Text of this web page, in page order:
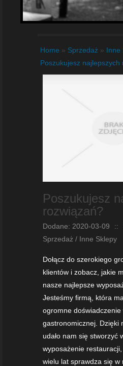
Home » Sprzedaż » Inne
Poszukujesz najlepszych
Poszukujesz
rozwiązań?
Dodane: 2020-03-09 ::
Sprzedaż / Inne Sklepy
Dołącz do szerokiego
klientów i zobacz, jakie
nasze najlepsze
Jesteśmy firmą, która
ogromne doświadczenie
gastronomicznej. Dzięki
udało nam się stworzyć
wyposażenie
wielu lat sprawdza się w